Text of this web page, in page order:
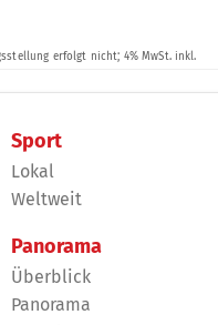
Sport
Lokal
Weltweit
Panorama
Überblick
Panorama